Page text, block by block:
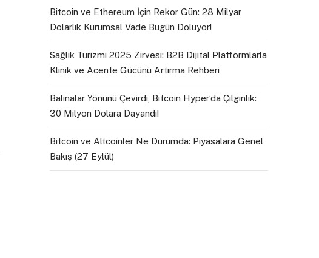
Bitcoin ve Ethereum İçin Rekor Gün: 28 Milyar
Dolarlık Kurumsal Vade Bugün Doluyor!
Sağlık Turizmi 2025 Zirvesi: B2B Dijital Platformlarla
Klinik ve Acente Gücünü Artırma Rehberi
Balinalar Yönünü Çevirdi, Bitcoin Hyper’da Çılgınlık:
30 Milyon Dolara Dayandı!
Bitcoin ve Altcoinler Ne Durumda: Piyasalara Genel
Bakış (27 Eylül)